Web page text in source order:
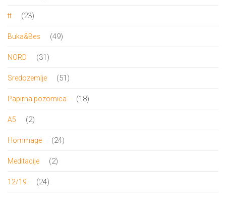
tt 2323
Buka&Bes 4949
NORD 3131
Sredozemlje 5151
Papirna pozornica 1818
A5 22
Hommage 2424
Meditacije 22
12/19 2424